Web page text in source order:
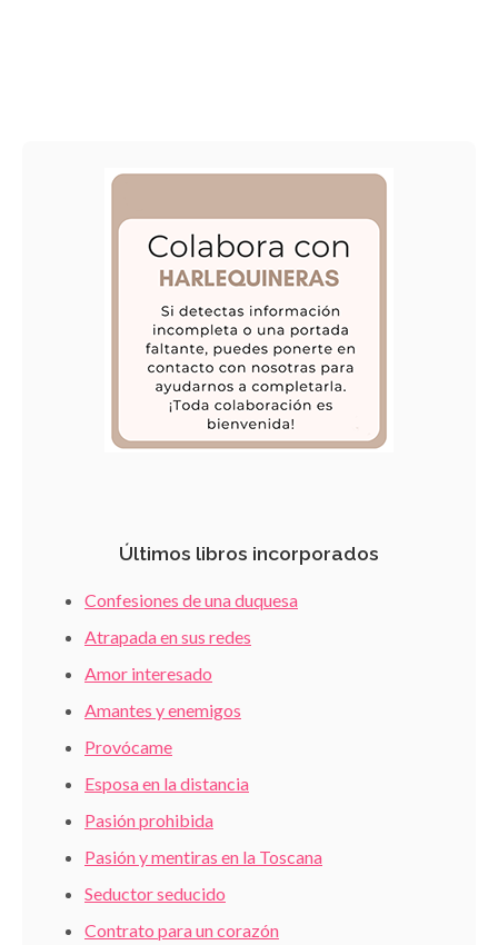
Últimos libros incorporados
Confesiones de una duquesa
Atrapada en sus redes
Amor interesado
Amantes y enemigos
Provócame
Esposa en la distancia
Pasión prohibida
Pasión y mentiras en la Toscana
Seductor seducido
Contrato para un corazón